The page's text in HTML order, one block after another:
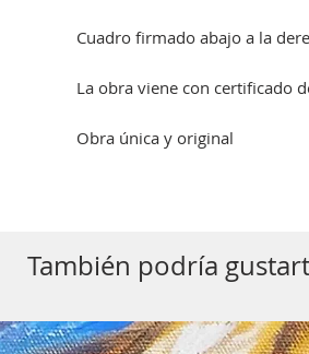
Cuadro firmado abajo a la
La obra viene con certificado
Obra única y original
También podría